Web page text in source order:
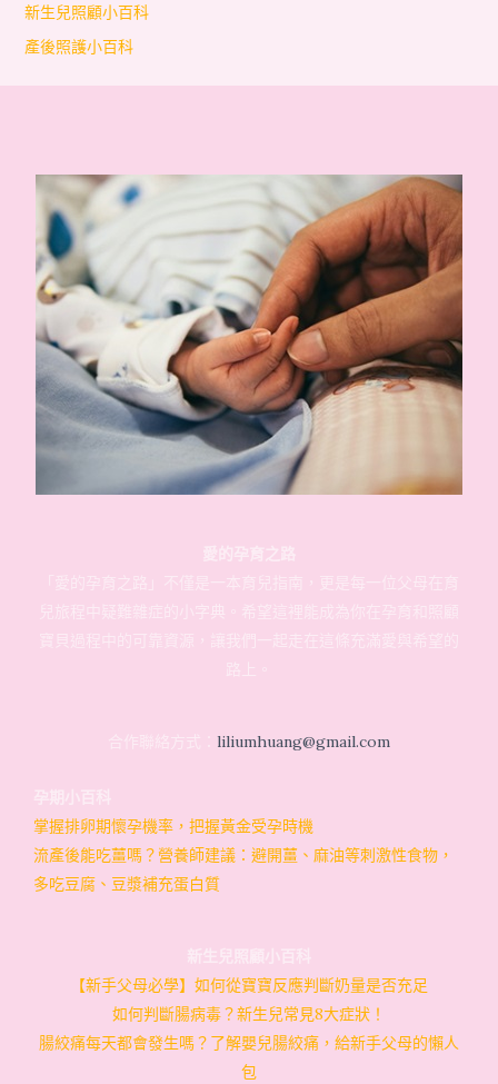
新生兒照顧小百科
產後照護小百科
liliumhuang@gmail.com
掌握排卵期懷孕機率，把握黃金受孕時機
流產後能吃薑嗎？營養師建議：避開薑、麻油等刺激性食物，
多吃豆腐、豆漿補充蛋白質
【新手父母必學】如何從寶寶反應判斷奶量是否充足
如何判斷腸病毒？新生兒常見8大症狀！
腸絞痛每天都會發生嗎？了解嬰兒腸絞痛，給新手父母的懶人
包